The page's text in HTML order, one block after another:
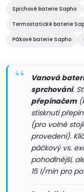
v
k
y
Sprchové baterie Sapho
Termostatické baterie
Pákové baterie Sapho
Vanová
sprchování.
přepínačem
stisknutí
(pro volně
provedení).
páčkový vs.
pohodlnější,
15 l/min pro